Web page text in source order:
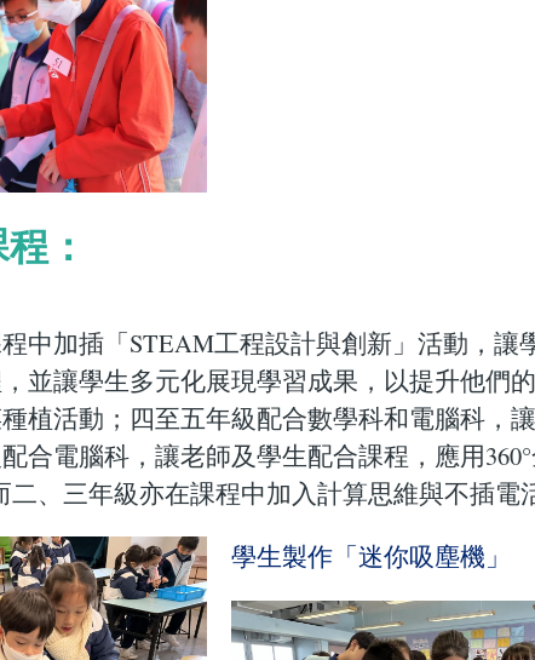
：
中加插「STEAM工程設計與創新」活動，
並讓學生多元化展現學習成果，以提升他們
植活動；四至五年級配合數學科和電腦科，
合電腦科，讓老師及學生配合課程，應用
二、三年級亦在課程中加入計算思維與不插電
學生製作「迷你吸塵機」